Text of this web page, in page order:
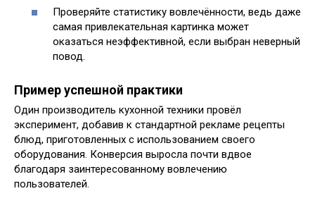
Проверяйте статистику вовлечённости, ведь даже
самая привлекательная картинка может
оказаться неэффективной, если выбран неверный
повод.
Пример успешной практики
Один производитель кухонной техники провёл
эксперимент, добавив к стандартной рекламе рецепты
блюд, приготовленных с использованием своего
оборудования. Конверсия выросла почти вдвое
благодаря заинтересованному вовлечению
пользователей.